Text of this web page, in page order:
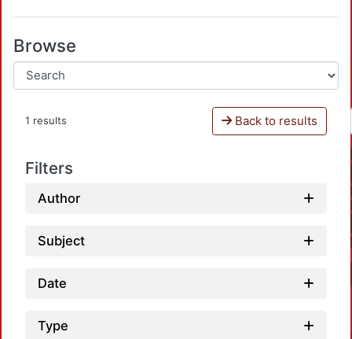
Browse
1 results Back to results
Filters
Author
Subject
Date
Type